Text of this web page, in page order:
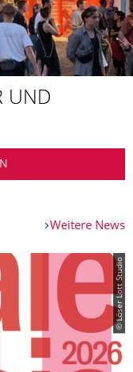
UND
Weitere News
© Löser Lott Studio